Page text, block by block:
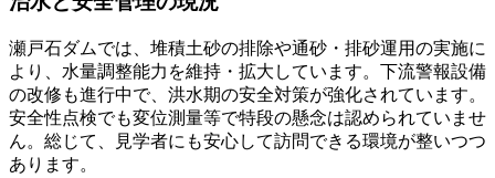
瀬戸石ダムでは、堆積土砂の排除や通砂・排砂運用の実施に
より、水量調整能力を維持・拡大しています。下流警報設備
の改修も進行中で、洪水期の安全対策が強化されています。
安全性点検でも変位測量等で特段の懸念は認められていませ
ん。総じて、見学者にも安心して訪問できる環境が整いつつ
あります。